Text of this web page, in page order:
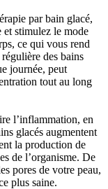
par bain glacé,
stimulez le mode
ce qui vous rend
des bains
journée, peut
tout au long
l’inflammation, en
glacés augmentent
la production de
de l’organisme. De
pores de votre peau,
plus saine.